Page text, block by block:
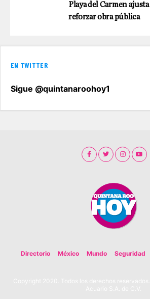
Playa del Carmen ajusta
reforzar obra pública
EN TWITTER
Sigue @quintanaroohoy1
Directorio México Mundo Seguridad